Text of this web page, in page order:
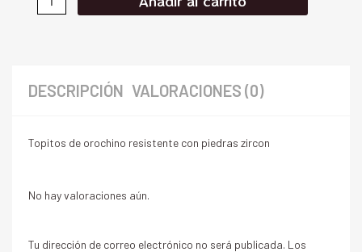
DESCRIPCIÓN VALORACIONES (0)
Topitos de orochino resistente con piedras zircon
No hay valoraciones aún.
Tu dirección de correo electrónico no será publicada. Los